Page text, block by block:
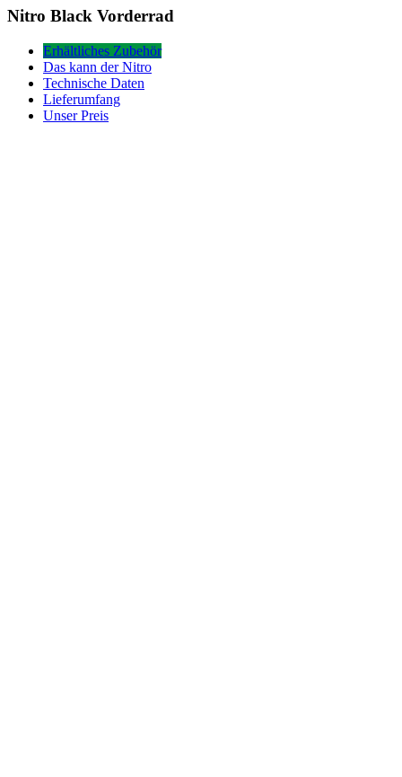
Nitro
Vorderrad
Nitro Black Vorderrad
Erhältliches Zubehör
Das kann der Nitro
Technische Daten
Lieferumfang
Unser Preis